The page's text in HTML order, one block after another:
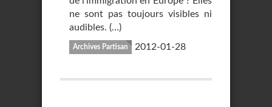
ne sont pas toujours visibles ni
audibles. (…)
Archives Partisan 2012-01-28